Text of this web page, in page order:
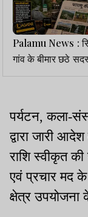
Palamu News :
गांव के बीमार छठे
मौत, जांच में
पर्यटन, कला-
द्वारा जारी
राशि स्वीकृत
एवं प्रचार मद
क्षेत्र